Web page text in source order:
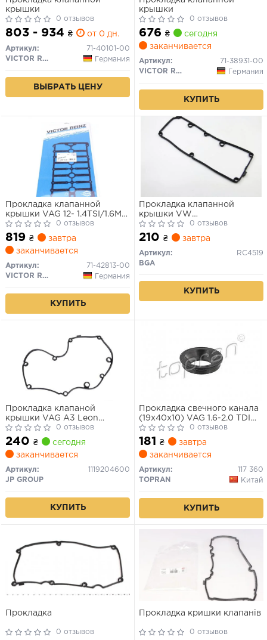
крышки
0 отзывов
803 - 934 ₴ от 0 дн.
Артикул:
71-40101-00
VICTOR REINZ
Германия
ВЫБРАТЬ ЦЕНУ
крышки
0 отзывов
676 ₴
сегодня
заканчивается
Артикул:
71-38931-00
VICTOR REINZ
Германия
КУПИТЬ
Прокладка клапанной
крышки VAG 12- 1.4TSI/1.6MPI
(EA211 G3)
CHPA/CZDA/CZCA/CWVA
0 отзывов
819 ₴
завтра
заканчивается
Артикул:
71-42813-00
VICTOR REINZ
Германия
КУПИТЬ
Прокладка клапанной
крышки VW
Caddy/T5/Crafter 2.0TDI 09-
0 отзывов
210 ₴ завтра
Артикул:
RC4519
BGA
КУПИТЬ
Прокладка клапаной
крышки VAG A3 Leon
Octavia Passat 2.0TDI 03-
0 отзывов
240 ₴
сегодня
заканчивается
Артикул:
1119204600
JP GROUP
КУПИТЬ
Прокладка свечного канала
(19x40x10) VAG 1.6-2.0 TDI
10-
0 отзывов
181 ₴
завтра
заканчивается
Артикул:
117 360
TOPRAN
Китай
КУПИТЬ
Прокладка
0 отзывов
Прокладка кришки клапанів
0 отзывов